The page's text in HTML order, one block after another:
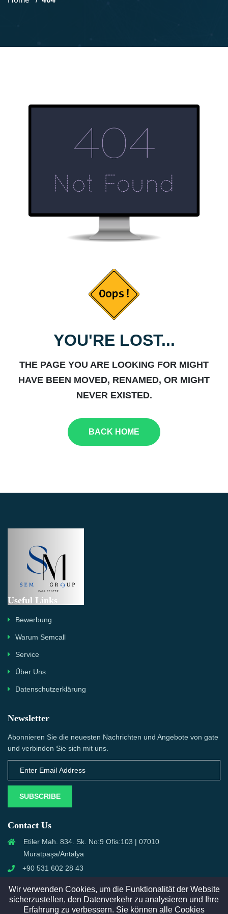
YOU'RE LOST...
THE PAGE YOU ARE LOOKING FOR MIGHT
HAVE BEEN MOVED, RENAMED, OR MIGHT
NEVER EXISTED.
BACK HOME
Useful Links
Bewerbung
Warum Semcall
Service
Über Uns
Datenschutzerklärung
Newsletter
Abonnieren Sie die neuesten Nachrichten und Angebote von gate
und verbinden Sie sich mit uns.
SUBSCRIBE
Contact Us
Etiler Mah. 834. Sk. No:9 Ofis:103 | 07010
Muratpaşa/Antalya
+90 531 602 28 43
Wir verwenden Cookies, um die Funktionalität der Website
sicherzustellen, den Datenverkehr zu analysieren und Ihre
Erfahrung zu verbessern. Sie können alle Cookies